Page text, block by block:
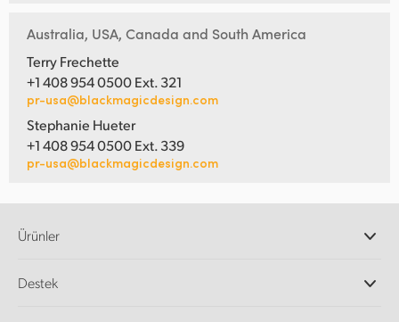
Australia, USA, Canada and South America
Terry Frechette
+1 408 954 0500 Ext. 321
pr-usa@blackmagicdesign.com
Stephanie Hueter
+1 408 954 0500 Ext. 339
pr-usa@blackmagicdesign.com
Ürünler
DaVinci Resolve ve Fusion Yazılımı
Destek